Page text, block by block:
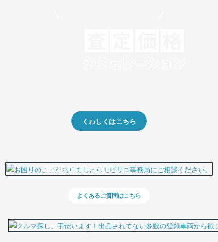
くわしくはこちら
0800-500-5500
よくあるご質問はこちら